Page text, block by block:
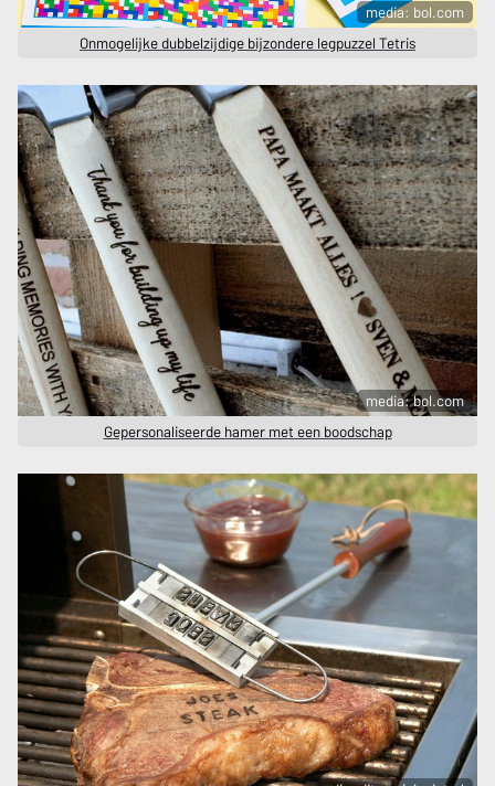
media: bol.com
Onmogelijke dubbelzijdige bijzondere legpuzzel Tetris
media: bol.com
Gepersonaliseerde hamer met een boodschap